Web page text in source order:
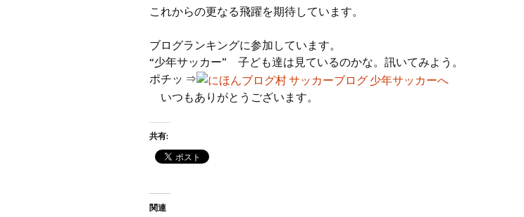
これからの更なる飛躍を期待しています。
ブログランキングに参加しています。
“少年サッカー” 子ども達は見ているのかな。訊いてみよう。
ポチッ ⇒
いつもありがとうございます。
共有:
関連